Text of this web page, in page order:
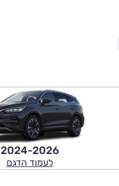
2024-2026
לעמוד הדגם